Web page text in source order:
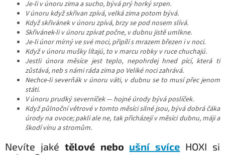
Je-li v únoru zima a sucho, bývá prý horký srpen.
V únoru když skřivan zpívá, velká zima potom bývá.
Když skřivánek v únoru zpívá, brzy se pod nosem slívá.
Skřivánek-li v únoru zpívat počne, v dubnu jistě umlkne.
Je-li únor mírný ve své moci, připílí s mrazem březen i v noci.
Když v únoru mušky lítajú, to v marcu robky v ruce chuchajú.
Jestli února měsíce jest teplo, nepohrdej hned pící, která ti
zůstává, neb s námi ráda zima po Veliké noci zahrává.
Nechce-li severňák v únoru váti, v dubnu se to musí přec jenom
státi.
V únoru prudký severníček — hojné úrody bývá poslíček.
Když půlnoční větrové v tomto měsíci silné jsou, bývá dobrá čáka
úrody na ovoce; pakli ale ne, tak přicházejí v měsíci dubnu, máji a
škodí vínu a stromům.
Nevíte jaké tělové nebo ušní svíce HOXI si